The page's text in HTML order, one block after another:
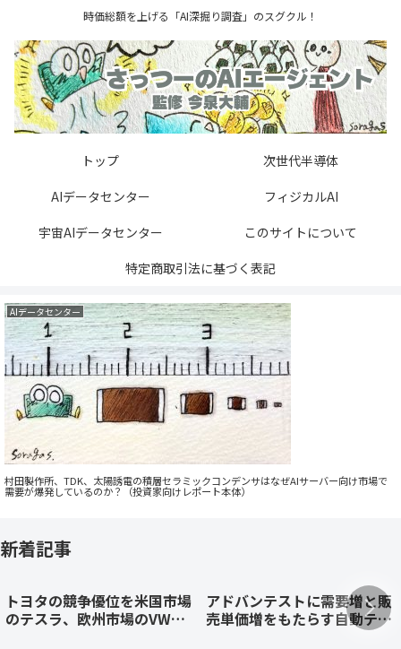
時価総額を上げる「AI深掘り調査」のスグクル！
トップ
次世代半導体
AIデータセンター
フィジカルAI
宇宙AIデータセンター
このサイトについて
特定商取引法に基づく表記
AIデータセンター
村田製作所、TDK、太陽誘電の積層セラミックコンデンサはなぜAIサーバー向け市場で
需要が爆発しているのか？（投資家向けレポート本体）
新着記事
トヨタの競争優位を米国市場
のテスラ、欧州市場のVW、
アドバンテストに需要増と販
売単価増をもたらす自動テス
ト装置（ATE）の競争優位を